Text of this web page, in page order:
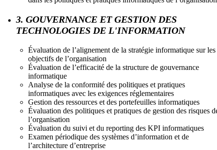
3. GOUVERNANCE ET GESTION DES
TECHNOLOGIES DE L'INFORMATION
Évaluation de l’alignement de la stratégie informatique sur les
objectifs de l’organisation
Évaluation de l’efficacité de la structure de gouvernance
informatique
Analyse de la conformité des politiques et pratiques
informatiques avec les exigences réglementaires
Gestion des ressources et des portefeuilles informatiques
Évaluation des politiques et pratiques de gestion des risques
l’organisation
Évaluation du suivi et du reporting des KPI informatiques
Examen périodique des systèmes d’information et de
l’architecture d’entreprise